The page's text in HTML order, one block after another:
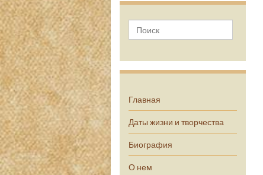
Главная
Даты жизни и творчества
Биография
О нем